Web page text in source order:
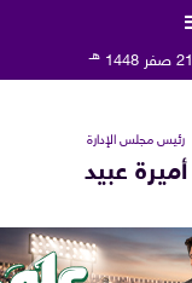
21 صفر 1448 هـ
رئيس مجلس الإدارة
أميرة عبيد